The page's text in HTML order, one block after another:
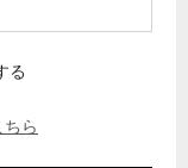
る
ら